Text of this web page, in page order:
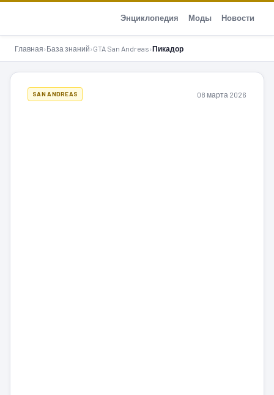
Энциклопедия Моды Новости
Главная›База знаний›GTA San Andreas›Пикадор
SAN ANDREAS 08 марта 2026